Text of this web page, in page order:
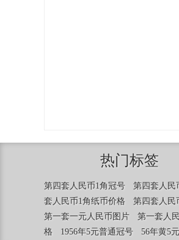
热门标签
第四套人民币1角冠号 第四套人民
套人民币1角纸币价格
第四套人民
第一套一元人民币图片
第一套人
格
1956年5元普通冠号 56年黄5